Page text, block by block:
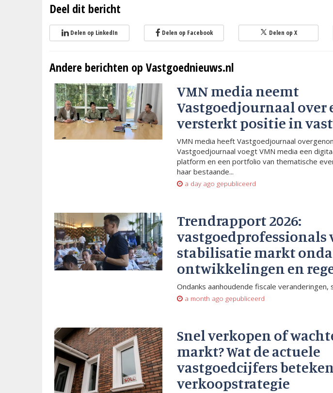
Deel dit bericht
Delen op LinkedIn Delen op Facebook Delen op X
Andere berichten op Vastgoednieuws.nl
VMN media neemt
Vastgoedjournaal over
versterkt positie in
VMN media heeft Vastgoedjournaal
Vastgoedjournaal voegt VMN media een
platform en een portfolio van thematische
haar bestaande...
a day ago gepubliceerd
Trendrapport 2026:
vastgoedprofessionals
stabilisatie markt
ontwikkelingen en
Ondanks aanhoudende fiscale veranderingen,
a month ago gepubliceerd
Snel verkopen of
markt? Wat de actuele
vastgoedcijfers
verkoopstrategie